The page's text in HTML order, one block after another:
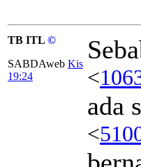
TB ITL ©
SABDAweb Kis
19:24
<
ada
<